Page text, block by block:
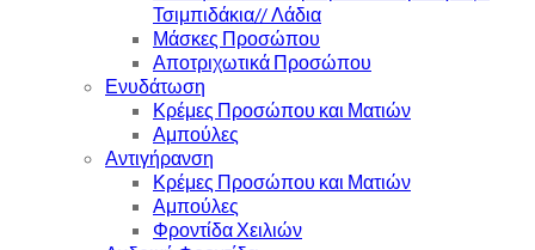
Τσιμπιδάκια// Λάδια
Μάσκες Προσώπου
Αποτριχωτικά Προσώπου
Ενυδάτωση
Κρέμες Προσώπου και Ματιών
Αμπούλες
Αντιγήρανση
Κρέμες Προσώπου και Ματιών
Αμπούλες
Φροντίδα Χειλιών